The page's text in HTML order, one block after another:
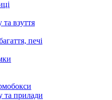
та взуття
печі
та прилади